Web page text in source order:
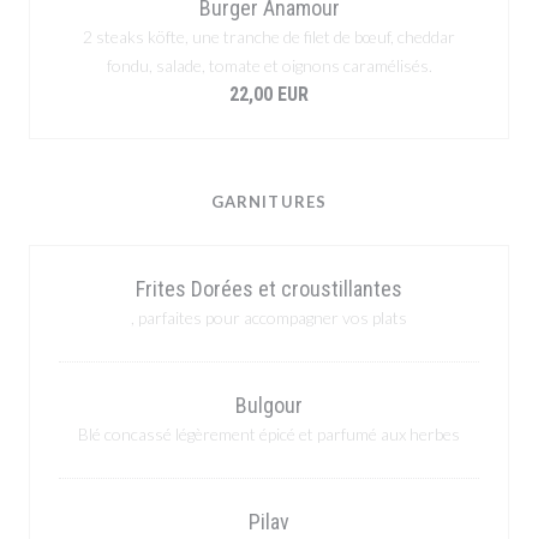
Burger Anamour
2 steaks köfte, une tranche de filet de bœuf, cheddar
fondu, salade, tomate et oignons caramélisés.
22,00 EUR
GARNITURES
Frites Dorées et croustillantes
, parfaites pour accompagner vos plats
Bulgour
Blé concassé légèrement épicé et parfumé aux herbes
Pilav